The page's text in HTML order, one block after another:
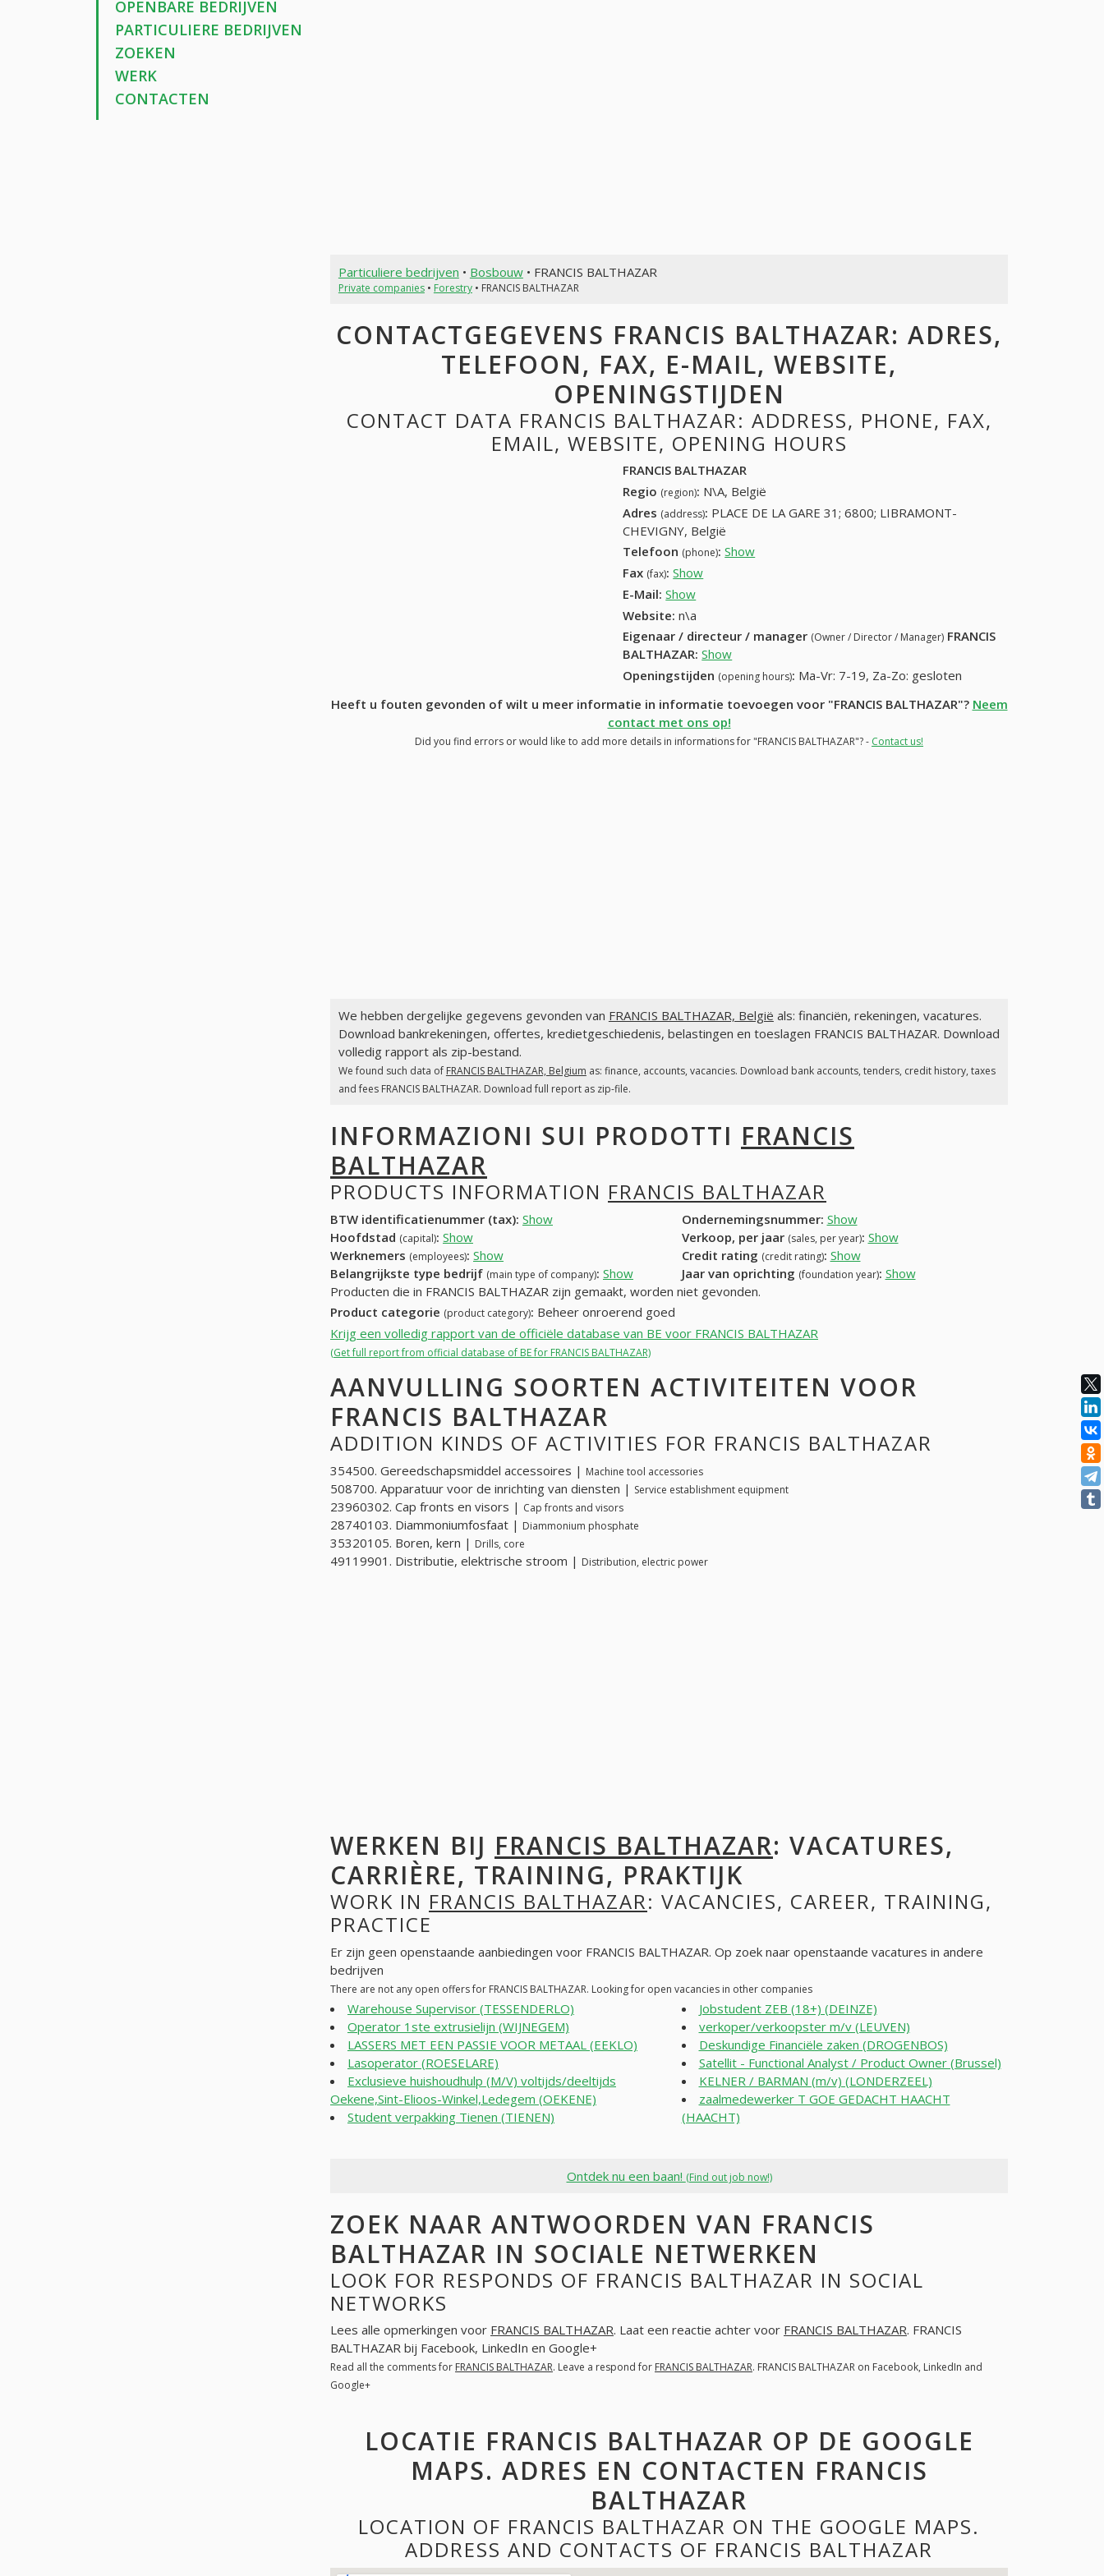
OPENBARE BEDRIJVEN
PARTICULIERE BEDRIJVEN
ZOEKEN
WERK
CONTACTEN
Particuliere bedrijven • Bosbouw• FRANCIS BALTHAZAR
Private companies• Forestry• FRANCIS BALTHAZAR
CONTACTGEGEVENS FRANCIS BALTHAZAR: ADRES,
TELEFOON, FAX, E-MAIL, WEBSITE,
OPENINGSTIJDEN
CONTACT DATA FRANCIS BALTHAZAR: ADDRESS, PHONE, FAX,
EMAIL, WEBSITE, OPENING HOURS
FRANCIS BALTHAZAR
Regio (region): N\A, België
Adres (address): PLACE DE LA GARE 31; 6800; LIBRAMONT-
CHEVIGNY, België
Telefoon (phone): Show
Fax (fax): Show
E-Mail: Show
Website: n\a
Eigenaar / directeur / manager (Owner / Director / Manager) FRANCIS
BALTHAZAR: Show
Openingstijden (opening hours): Ma-Vr: 7-19, Za-Zo: gesloten
Heeft u fouten gevonden of wilt u meer informatie in informatie toevoegen voor "FRANCIS BALTHAZAR"? Neem
contact met ons op!
Did you find errors or would like to add more details in informations for "FRANCIS BALTHAZAR"? - Contact us!
We hebben dergelijke gegevens gevonden van FRANCIS BALTHAZAR, België als: financiën, rekeningen, vacatures.
Download bankrekeningen, offertes, kredietgeschiedenis, belastingen en toeslagen FRANCIS BALTHAZAR. Download
volledig rapport als zip-bestand.
We found such data of FRANCIS BALTHAZAR, Belgium as: finance, accounts, vacancies. Download bank accounts, tenders, credit history, taxes
and fees FRANCIS BALTHAZAR. Download full report as zip-file.
INFORMAZIONI SUI PRODOTTI FRANCIS
BALTHAZAR
PRODUCTS INFORMATION FRANCIS BALTHAZAR
BTW identificatienummer (tax): Show Ondernemingsnummer: Show
Hoofdstad (capital): Show Verkoop, per jaar (sales, per year): Show
Werknemers (employees): Show Credit rating (credit rating): Show
Belangrijkste type bedrijf (main type of company): Show Jaar van oprichting (foundation year): Show
Producten die in FRANCIS BALTHAZAR zijn gemaakt, worden niet gevonden.
Product categorie (product category): Beheer onroerend goed
Krijg een volledig rapport van de officiële database van BE voor FRANCIS BALTHAZAR
(Get full report from official database of BE for FRANCIS BALTHAZAR)
AANVULLING SOORTEN ACTIVITEITEN VOOR
FRANCIS BALTHAZAR
ADDITION KINDS OF ACTIVITIES FOR FRANCIS BALTHAZAR
354500. Gereedschapsmiddel accessoires | Machine tool accessories
508700. Apparatuur voor de inrichting van diensten | Service establishment equipment
23960302. Cap fronts en visors | Cap fronts and visors
28740103. Diammoniumfosfaat | Diammonium phosphate
35320105. Boren, kern | Drills, core
49119901. Distributie, elektrische stroom | Distribution, electric power
WERKEN BIJ FRANCIS BALTHAZAR: VACATURES,
CARRIÈRE, TRAINING, PRAKTIJK
WORK IN FRANCIS BALTHAZAR: VACANCIES, CAREER, TRAINING,
PRACTICE
Er zijn geen openstaande aanbiedingen voor FRANCIS BALTHAZAR. Op zoek naar openstaande vacatures in andere
bedrijven
There are not any open offers for FRANCIS BALTHAZAR. Looking for open vacancies in other companies
Warehouse Supervisor (TESSENDERLO)
Operator 1ste extrusielijn (WIJNEGEM)
LASSERS MET EEN PASSIE VOOR METAAL (EEKLO)
Lasoperator (ROESELARE)
Exclusieve huishoudhulp (M/V) voltijds/deeltijds
Oekene,Sint-Elioos-Winkel,Ledegem (OEKENE)
Student verpakking Tienen (TIENEN)
Jobstudent ZEB (18+) (DEINZE)
verkoper/verkoopster m/v (LEUVEN)
Deskundige Financiële zaken (DROGENBOS)
Satellit - Functional Analyst / Product Owner (Brussel)
KELNER / BARMAN (m/v) (LONDERZEEL)
zaalmedewerker T GOE GEDACHT HAACHT
(HAACHT)
Ontdek nu een baan! (Find out job now!)
ZOEK NAAR ANTWOORDEN VAN FRANCIS
BALTHAZAR IN SOCIALE NETWERKEN
LOOK FOR RESPONDS OF FRANCIS BALTHAZAR IN SOCIAL
NETWORKS
Lees alle opmerkingen voor FRANCIS BALTHAZAR. Laat een reactie achter voor FRANCIS BALTHAZAR. FRANCIS
BALTHAZAR bij Facebook, LinkedIn en Google+
Read all the comments for FRANCIS BALTHAZAR. Leave a respond for FRANCIS BALTHAZAR. FRANCIS BALTHAZAR on Facebook, LinkedIn and
Google+
LOCATIE FRANCIS BALTHAZAR OP DE GOOGLE
MAPS. ADRES EN CONTACTEN FRANCIS
BALTHAZAR
LOCATION OF FRANCIS BALTHAZAR ON THE GOOGLE MAPS.
ADDRESS AND CONTACTS OF FRANCIS BALTHAZAR